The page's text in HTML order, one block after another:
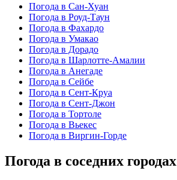
Погода в Сан-Хуан
Погода в Роуд-Таун
Погода в Фахардо
Погода в Умакао
Погода в Дорадо
Погода в Шарлотте-Амалии
Погода в Анегаде
Погода в Сейбе
Погода в Сент-Круа
Погода в Сент-Джон
Погода в Тортоле
Погода в Вьекес
Погода в Виргин-Горде
Погода в соседних городах